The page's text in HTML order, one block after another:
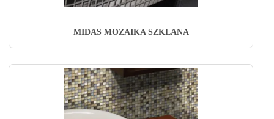
MIDAS MOZAIKA SZKLANA